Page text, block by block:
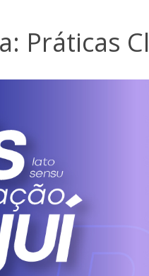
Práticas